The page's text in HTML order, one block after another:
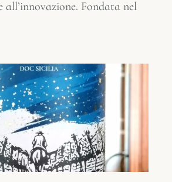
all’innovazione. Fondata nel